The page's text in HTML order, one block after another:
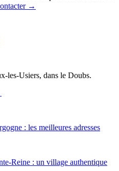
→
les-Usiers, dans le Doubs.
: les meilleures adresses
Reine : un village authentique